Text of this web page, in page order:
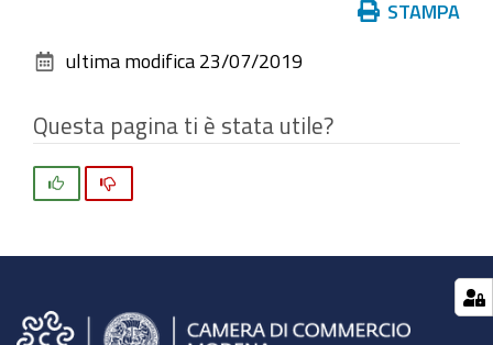
dimensioni
documento
STAMPA
ultima modifica 23/07/2019
Questa pagina ti è stata utile?